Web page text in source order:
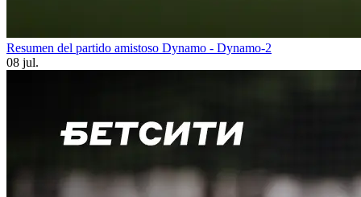
Resumen del partido amistoso Dynamo - Dynamo-2
08 jul.